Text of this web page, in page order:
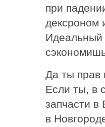
при
дексроном
Идеальный
Да ты прав
Если ты, в
запчасти в
в